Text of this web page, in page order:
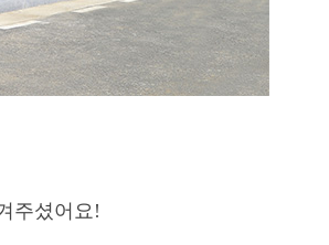
주셨어요!